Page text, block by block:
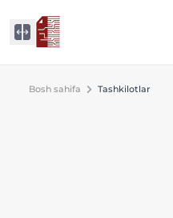
Bosh sahifa Tashkilotlar